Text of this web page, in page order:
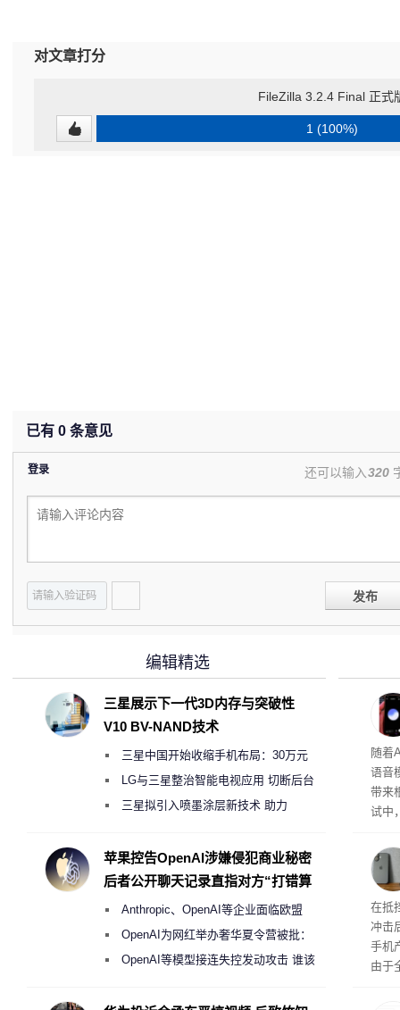
对文章打分
FileZilla 3.2.4 Final 正式
1 (100%)
已有 0 条意见
登录 还可以输入320
发布
理”
随着
语音
带来
试中
互
桌面
系
在抵
冲击
手机
由于
编辑精选
三星展示下一代3D内存与突破性
V10 BV-NAND技术
三星中国开始收缩手机布局：30万元
月销售额不达标门店 将被逐步清退
LG与三星整治智能电视应用 切断后台
偷偷共享带宽的违规行为
三星拟引入喷墨涂层新技术 助力
度
苹果控告OpenAI涉嫌侵犯商业秘密
后者公开聊天记录直指对方“打错算
Anthropic、OpenAI等企业面临欧盟
《人工智能法案》全新执法权限审查
OpenAI为网红举办奢华夏令营被批：
2000美元一晚 遭讽“反乌托邦”
OpenAI等模型接连失控发动攻击 谁该